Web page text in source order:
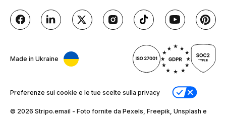
Made in Ukraine
Preferenze sui cookie e le tue scelte sulla privacy
© 2026 Stripо.email - Foto fornite da Pexels, Freepik, Unsplash e